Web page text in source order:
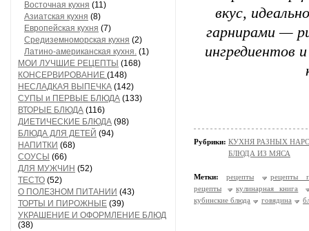
Восточная кухня (11)
Азиатская кухня (8)
Европейская кухня (7)
Средиземноморская кухня (2)
Латино-американская кухня. (1)
МОИ ЛУЧШИЕ РЕЦЕПТЫ (168)
КОНСЕРВИРОВАНИЕ (148)
НЕСЛАДКАЯ ВЫПЕЧКА (142)
СУПЫ и ПЕРВЫЕ БЛЮДА (133)
ВТОРЫЕ БЛЮДА (116)
ДИЕТИЧЕСКИЕ БЛЮДА (98)
БЛЮДА ДЛЯ ДЕТЕЙ (94)
НАПИТКИ (68)
СОУСЫ (66)
ДЛЯ МУЖЧИН (52)
ТЕСТО (52)
О ПОЛЕЗНОМ ПИТАНИИ (43)
ТОРТЫ И ПИРОЖНЫЕ (39)
УКРАШЕНИЕ И ОФОРМЛЕНИЕ БЛЮД
(38)
вкус,
гарнирами —
ингредиентов
Рубрики: КУХНЯ РАЗНЫХ
БЛЮДА ИЗ МЯСА
Метки: рецепты
рецепты
рецепты
кулинарная книга
кубинские блюда
говядина